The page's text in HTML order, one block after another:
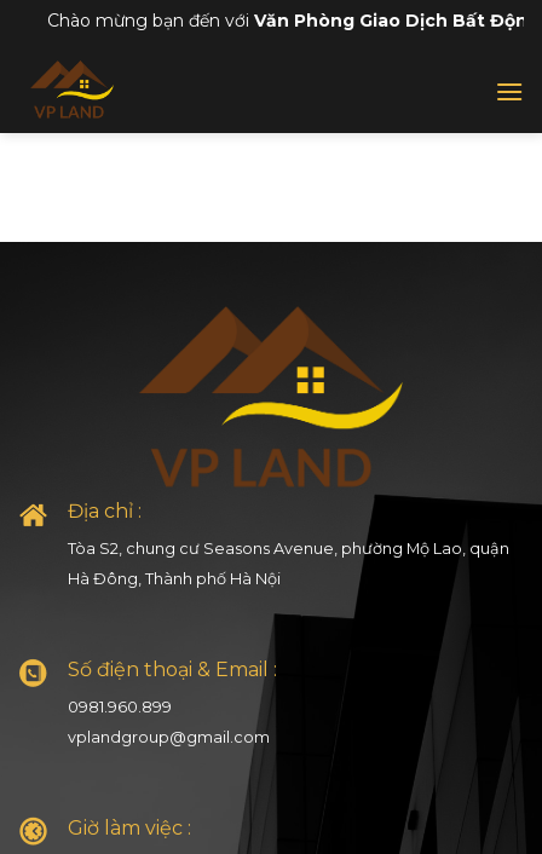
content
Chào mừng bạn đến vớiVăn Phòng Giao Dịch Bất Động
Địa chỉ :
Tòa S2, chung cư Seasons Avenue, phường Mộ Lao, quận
Hà Đông, Thành phố Hà Nội
Số điện thoại & Email :
0981.960.899
vplandgroup@gmail.com
Giờ làm việc :